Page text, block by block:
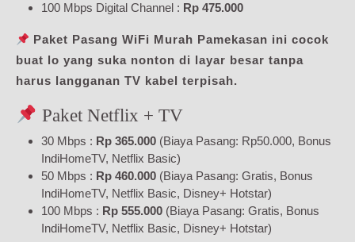
100 Mbps Digital Channel : Rp 475.000
Paket Pasang WiFi Murah Pamekasan ini cocok
buat lo yang suka nonton di layar besar tanpa
harus langganan TV kabel terpisah.
Paket Netflix + TV
30 Mbps : Rp 365.000 (Biaya Pasang: Rp50.000, Bonus
IndiHomeTV, Netflix Basic)
50 Mbps : Rp 460.000 (Biaya Pasang: Gratis, Bonus
IndiHomeTV, Netflix Basic, Disney+ Hotstar)
100 Mbps : Rp 555.000 (Biaya Pasang: Gratis, Bonus
IndiHomeTV, Netflix Basic, Disney+ Hotstar)